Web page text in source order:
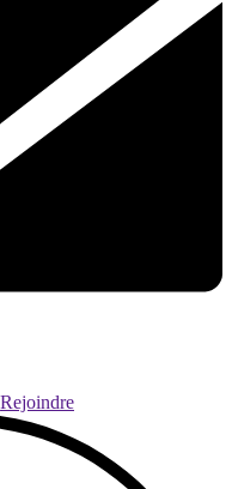
Rejoindre